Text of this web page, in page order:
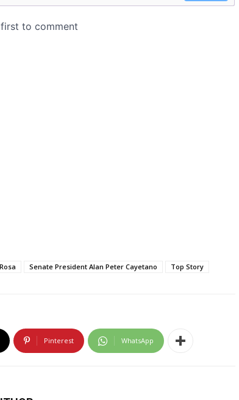
Senate President Alan Peter Cayetano Top Story
Pinterest WhatsApp